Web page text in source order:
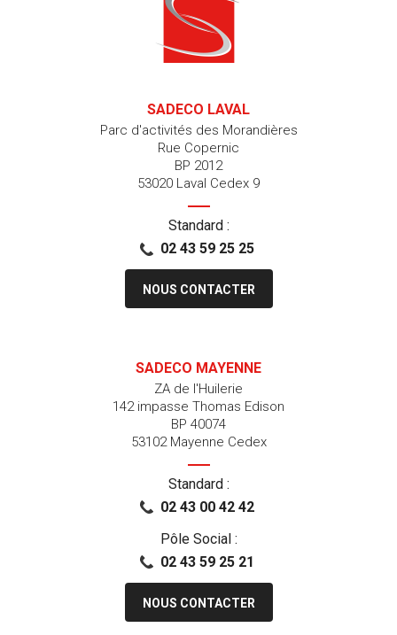
SADECO LAVAL
Parc d'activités des Morandières
Rue Copernic
BP 2012
53020 Laval Cedex 9
Standard :
02 43 59 25 25
NOUS CONTACTER
SADECO MAYENNE
ZA de l'Huilerie
142 impasse Thomas Edison
BP 40074
53102 Mayenne Cedex
Standard :
02 43 00 42 42
Pôle Social :
02 43 59 25 21
NOUS CONTACTER